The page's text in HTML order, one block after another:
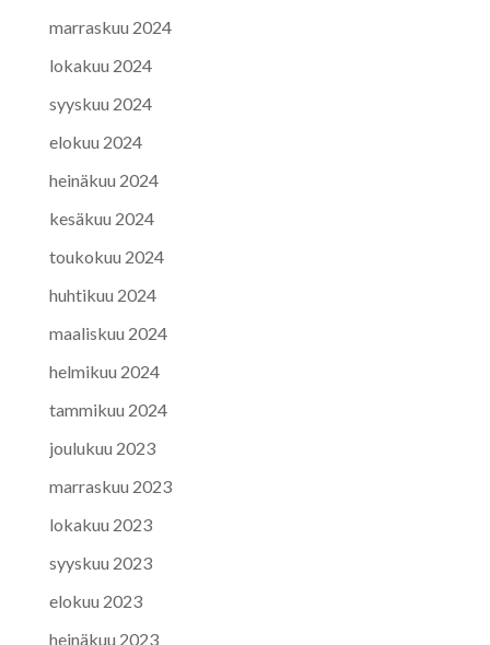
marraskuu 2024
lokakuu 2024
syyskuu 2024
elokuu 2024
heinäkuu 2024
kesäkuu 2024
toukokuu 2024
huhtikuu 2024
maaliskuu 2024
helmikuu 2024
tammikuu 2024
joulukuu 2023
marraskuu 2023
lokakuu 2023
syyskuu 2023
elokuu 2023
heinäkuu 2023